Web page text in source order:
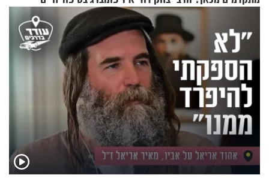
גרוסמן בשיחה מיוחדת
מעורר השראה